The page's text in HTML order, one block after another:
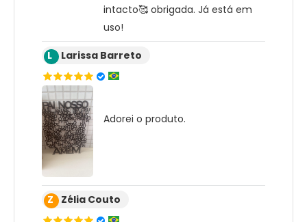
intacto🥰 obrigada. Já está em
uso!
L Larissa Barreto
Adorei o produto.
Z Zélia Couto